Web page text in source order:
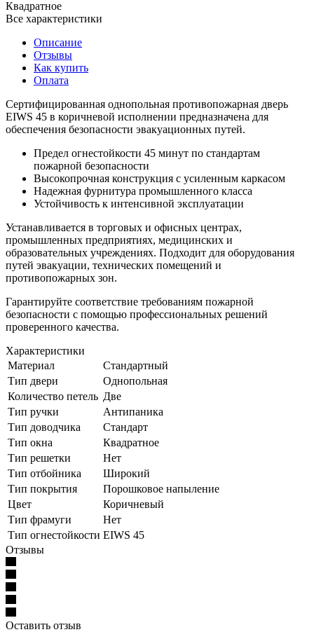
Квадратное
Все характеристики
Описание
Отзывы
Как купить
Оплата
Сертифицированная однопольная противопожарная дверь
EIWS 45 в коричневой исполнении предназначена для
обеспечения безопасности эвакуационных путей.
Предел огнестойкости 45 минут по стандартам
пожарной безопасности
Высокопрочная конструкция с усиленным каркасом
Надежная фурнитура промышленного класса
Устойчивость к интенсивной эксплуатации
Устанавливается в торговых и офисных центрах,
промышленных предприятиях, медицинских и
образовательных учреждениях. Подходит для оборудования
путей эвакуации, технических помещений и
противопожарных зон.
Гарантируйте соответствие требованиям пожарной
безопасности с помощью профессиональных решений
проверенного качества.
Характеристики
Материал
Стандартный
Тип двери
Однопольная
Количество петель Две
Тип ручки
Антипаника
Тип доводчика
Стандарт
Тип окна
Квадратное
Тип решетки
Нет
Тип отбойника
Широкий
Тип покрытия
Порошковое напыление
Цвет
Коричневый
Тип фрамуги
Нет
Тип огнестойкости EIWS 45
Отзывы
Оставить отзыв